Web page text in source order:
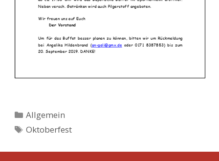
Kategorien
Allgemein
Schlagwörter
Oktoberfest